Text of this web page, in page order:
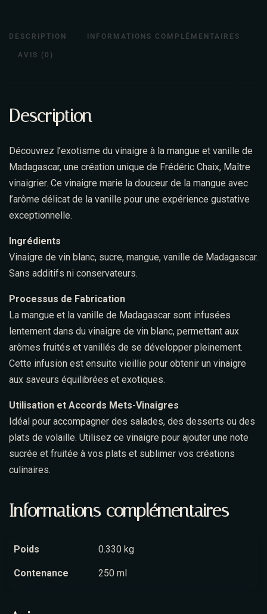
DESCRIPTION INFORMATIONS COMPLÉMENTAIRES
AVIS (0)
Description
Découvrez l’exotisme du vinaigre à la mangue et vanille de
Madagascar, une création unique de Frédéric Chaix, Maître
vinaigrier. Ce vinaigre marie la douceur de la mangue avec
l’arôme délicat de la vanille pour une expérience gustative
exceptionnelle.
Ingrédients
Vinaigre de vin blanc, sucre, mangue, vanille de Madagascar.
Sans additifs ni conservateurs.
Processus de Fabrication
La mangue et la vanille de Madagascar sont infusées
lentement dans du vinaigre de vin blanc, permettant aux
arômes fruités et vanillés de se développer pleinement.
Cette infusion est ensuite vieillie pour obtenir un vinaigre
aux saveurs équilibrées et exotiques.
Utilisation et Accords Mets-Vinaigres
Idéal pour accompagner des salades, des desserts ou des
plats de volaille. Utilisez ce vinaigre pour ajouter une note
sucrée et fruitée à vos plats et sublimer vos créations
culinaires.
Informations complémentaires
Poids 0.330 kg
Contenance 250 ml